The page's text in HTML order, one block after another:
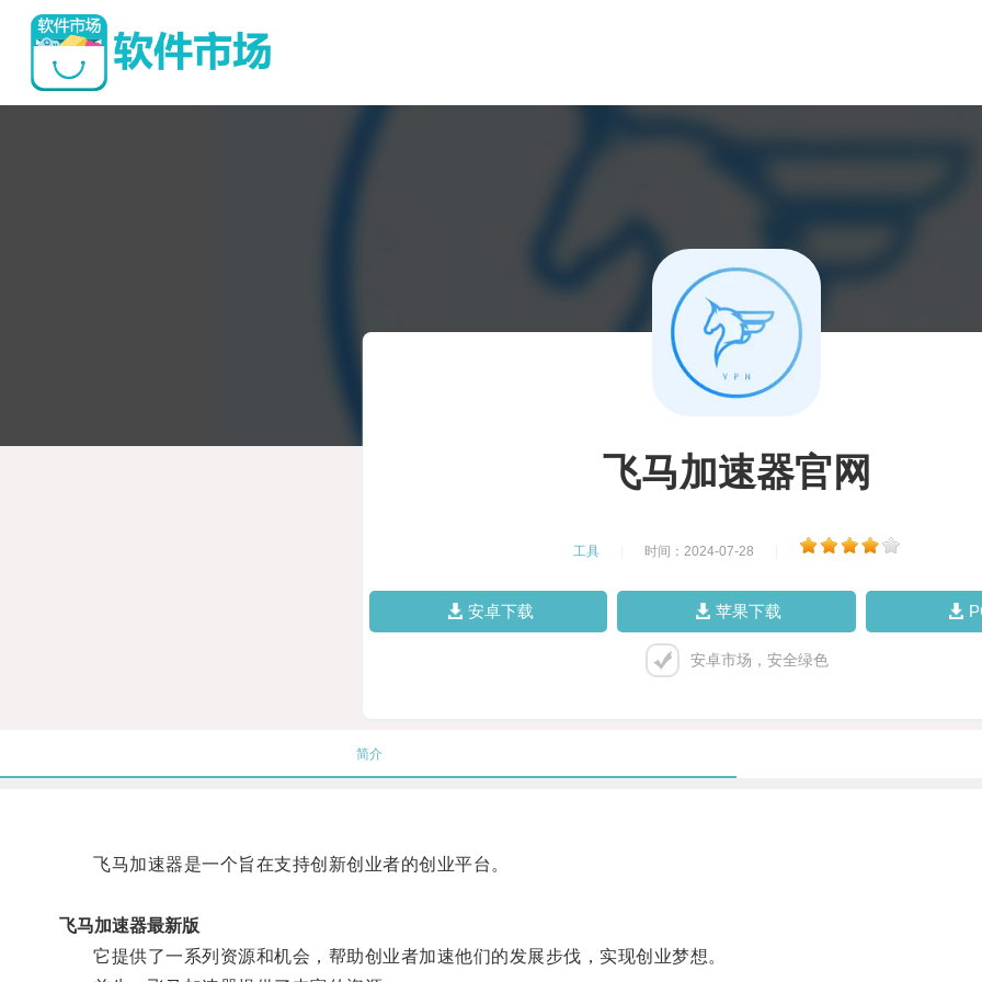
飞马加速器官网
工具 时间：2024-07-28
安卓下载 苹果下载
安卓市场，安全绿色
简介
飞马加速器是一个旨在支持创新创业者的创业平台。
飞马加速器最新版
它提供了一系列资源和机会，帮助创业者加速他们的发展步伐，实现创业梦想。